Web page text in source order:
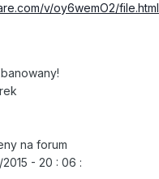
v/oy6wemO2/file.html
na forum
- 20 : 06 :